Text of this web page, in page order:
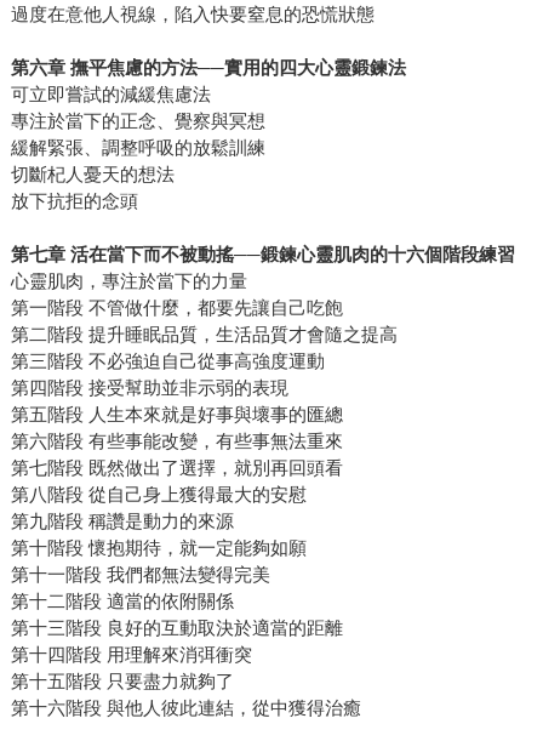
過度在意他人視線，陷入快要窒息的恐慌狀態
第六章 撫平焦慮的方法──實用的四大心靈鍛鍊法
可立即嘗試的減緩焦慮法
專注於當下的正念、覺察與冥想
緩解緊張、調整呼吸的放鬆訓練
切斷杞人憂天的想法
放下抗拒的念頭
第七章 活在當下而不被動搖──鍛鍊心靈肌肉的十六個階段練習
心靈肌肉，專注於當下的力量
第一階段 不管做什麼，都要先讓自己吃飽
第二階段 提升睡眠品質，生活品質才會隨之提高
第三階段 不必強迫自己從事高強度運動
第四階段 接受幫助並非示弱的表現
第五階段 人生本來就是好事與壞事的匯總
第六階段 有些事能改變，有些事無法重來
第七階段 既然做出了選擇，就別再回頭看
第八階段 從自己身上獲得最大的安慰
第九階段 稱讚是動力的來源
第十階段 懷抱期待，就一定能夠如願
第十一階段 我們都無法變得完美
第十二階段 適當的依附關係
第十三階段 良好的互動取決於適當的距離
第十四階段 用理解來消弭衝突
第十五階段 只要盡力就夠了
第十六階段 與他人彼此連結，從中獲得治癒